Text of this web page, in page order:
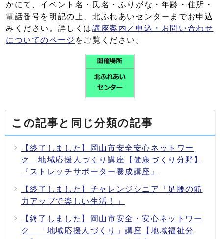
かにて、イベント名・氏名・ふりがな・年齢・住所・
電話番号を明記の上、北ふれあいセンターまでお申込
みください。詳しくは講座案内／申込・お問い合わせ
についてのページ をご覧ください。
この記事と同じ分類の記事
【終了しました】岡山市安全安心ネットワー
ク 地域応援人づくり講座【健康づくり分野】
『ストレッチサポーター養成講座』
【終了しました】チャレンジシニア「足腰の筋
力アップで楽しい生活！」
【終了しました】岡山市安全・安心ネットワー
ク 「地域応援人づくり」講座【地域福祉分